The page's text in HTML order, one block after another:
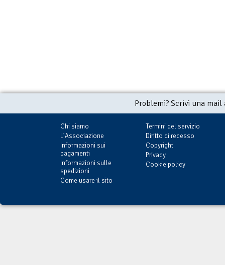
Problemi? Scrivi una
Chi siamo
L'Associazione
Informazioni sui
pagamenti
Informazioni sulle
spedizioni
Come usare il sito
Termini del servizio
Diritto di recesso
Copyright
Privacy
Cookie policy